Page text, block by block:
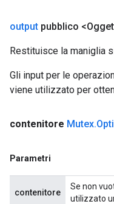
output pubblico
Restituisce la maniglia
Gli input per le
viene utilizzato per
contenitore Mutex.
Parametri
contenitore
Se non
utilizzato